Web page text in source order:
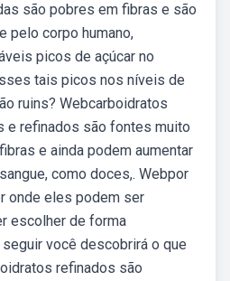
são pobres em fibras e são
pelo corpo humano,
picos de açúcar no
tais picos nos níveis de
ruins? Webcarboidratos
e refinados são fontes muito
e ainda podem aumentar
como doces,. Webpor
onde eles podem ser
escolher de forma
você descobrirá o que
refinados são